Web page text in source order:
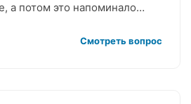
а потом это напоминало…
Смотреть вопрос